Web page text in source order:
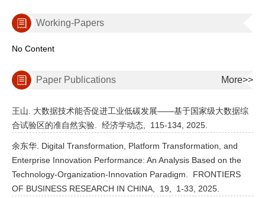
Working-Papers
No Content
Paper Publications More>>
王山. 大数据技术能否促进工业低碳发展——基于国家级大数据综
合试验区的准自然实验.
经济学动态, 115-134, 2025.
余东华. Digital Transformation, Platform Transformation, and
Enterprise Innovation Performance: An Analysis Based on the
Technology-Organization-Innovation Paradigm.
FRONTIERS
OF BUSINESS RESEARCH IN CHINA,
19, 1-33, 2025.